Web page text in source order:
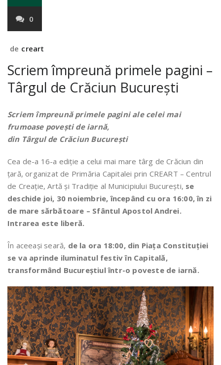
0
de creart
Scriem împreună primele pagini –
Târgul de Crăciun București
Scriem împreună primele pagini ale celei mai
frumoase povești de iarnă,
din Târgul de Crăciun București
Cea de-a 16-a ediție a celui mai mare târg de Crăciun din
țară, organizat de Primăria Capitalei prin CREART – Centrul
de Creație, Artă și Tradiție al Municipiului București, se
deschide joi, 30 noiembrie, începând cu ora 16:00, în zi
de mare sărbătoare – Sfântul Apostol Andrei.
Intrarea este liberă.
În aceeaşi seară, de la ora 18:00, din Piața Constituției
se va aprinde iluminatul festiv în Capitală,
transformând Bucureștiul într-o poveste de iarnă.